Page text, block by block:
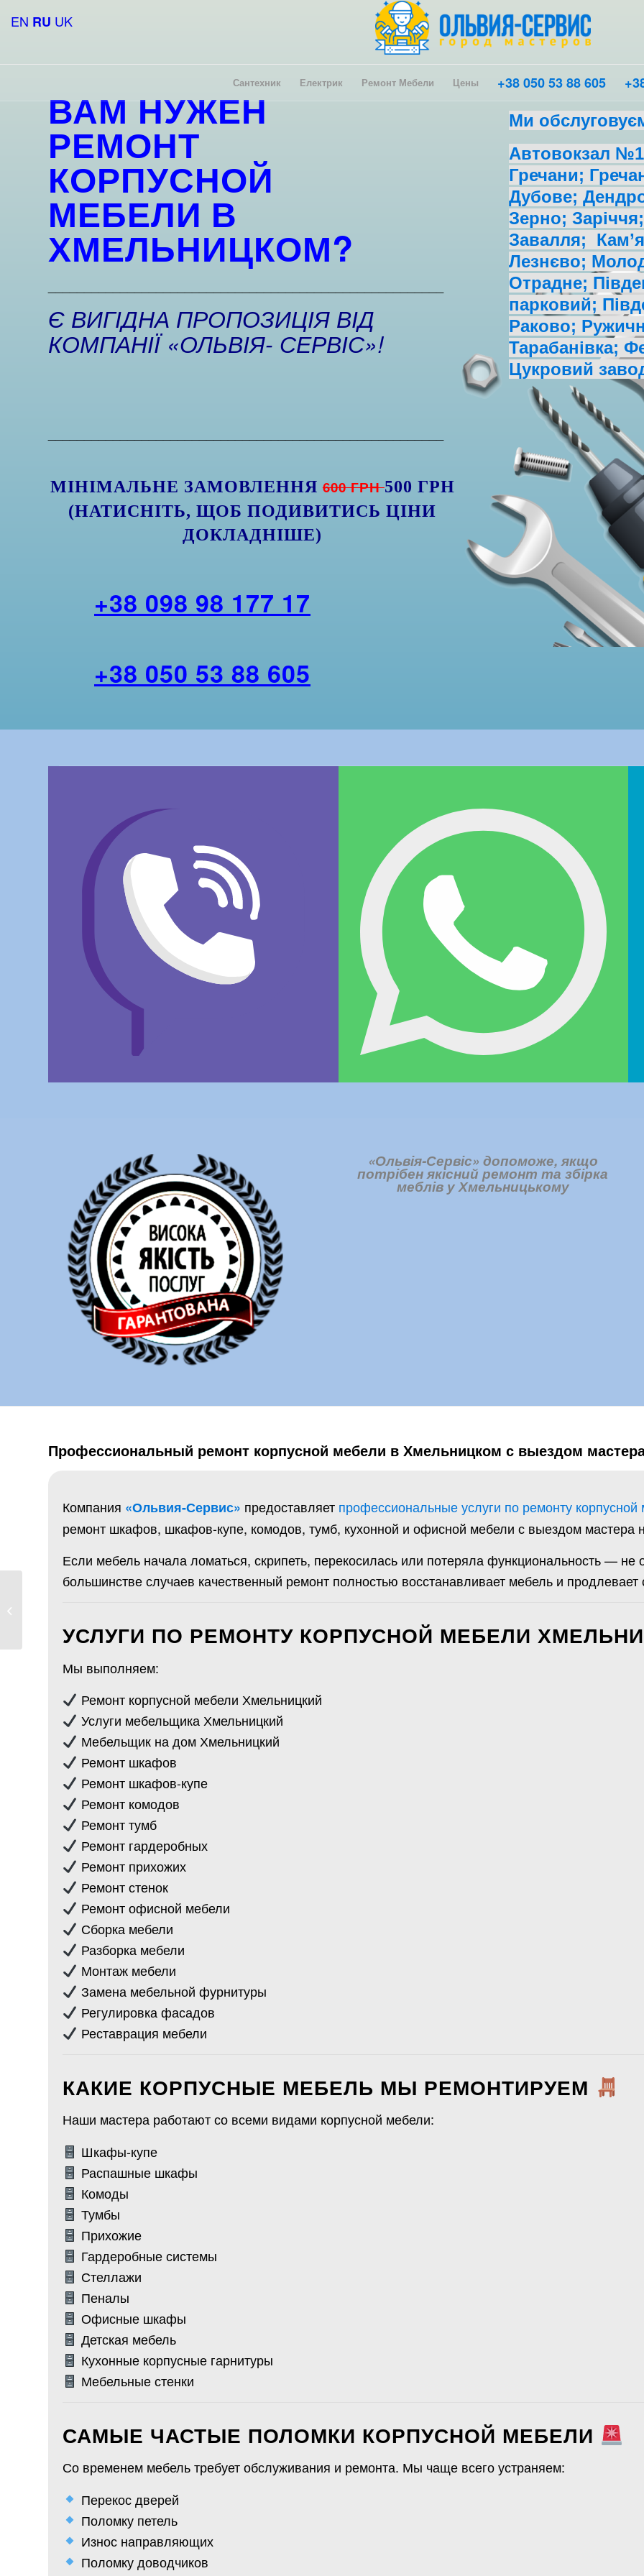
Сантехник Електрик Ремонт Мебели Цены +38 050 53 88 605
ВАМ НУЖЕН
РЕМОНТ
КОРПУСНОЙ
МЕБЕЛИ В
ХМЕЛЬНИЦКОМ?
Є ВИГІДНА ПРОПОЗИЦІЯ ВІД
КОМПАНІЇ «ОЛЬВІЯ- СЕРВІС»!
МІНІМАЛЬНЕ ЗАМОВЛЕННЯ 600 ГРН500 ГРН
(НАТИСНІТЬ, ЩОБ ПОДИВИТИСЬ ЦІНИ
ДОКЛАДНІШЕ)
Ми
Автовокзал
Гречани;
Дубове;
Зерно;
Завалля;
Лезнєво;
Отрадне;
парковий;
Раково;
Тарабанівка;
Цукровий
+38 098 98 177 17
+38 050 53 88 605
«Ольвія-Сервіс» допоможе, якщо
потрібен якіснийремонт та збірка
мебліву Хмельницькому
Профессиональный ремонт корпусной мебели в Хмельницком с выездом
Компания «Ольвия-Сервис» предоставляет профессиональные услуги по ремонту корпусной
ремонт шкафов, шкафов-купе, комодов, тумб, кухонной и офисной мебели с выездом мастера
Если мебель начала ломаться, скрипеть, перекосилась или потеряла функциональность — не
большинстве случаев качественный ремонт полностью восстанавливает мебель и
УСЛУГИ ПО РЕМОНТУ КОРПУСНОЙ МЕБЕЛИ
Мы выполняем:
Ремонт корпусной мебели Хмельницкий
Услуги мебельщика Хмельницкий
Мебельщик на дом Хмельницкий
Ремонт шкафов
Ремонт шкафов-купе
Ремонт комодов
Ремонт тумб
Ремонт гардеробных
Ремонт прихожих
Ремонт стенок
Ремонт офисной мебели
Сборка мебели
Разборка мебели
Монтаж мебели
Замена мебельной фурнитуры
Регулировка фасадов
Реставрация мебели
КАКИЕ КОРПУСНЫЕ МЕБЕЛЬ МЫ РЕМОНТИРУЕМ
Наши мастера работают со всеми видами корпусной мебели:
Шкафы-купе
Распашные шкафы
Комоды
Тумбы
Прихожие
Гардеробные системы
Стеллажи
Пеналы
Офисные шкафы
Детская мебель
Кухонные корпусные гарнитуры
Мебельные стенки
САМЫЕ ЧАСТЫЕ ПОЛОМКИ КОРПУСНОЙ МЕБЕЛИ
Со временем мебель требует обслуживания и ремонта. Мы чаще всего устраняем:
Перекос дверей
Поломку петель
Износ направляющих
Поломку доводчиков
EN RU UK